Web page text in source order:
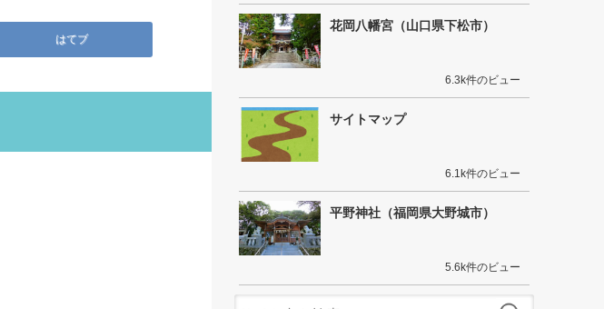
はてブ
花岡八幡宮（山口県下松市）
6.3k件のビュー
サイトマップ
6.1k件のビュー
平野神社（福岡県大野城市）
5.6k件のビュー